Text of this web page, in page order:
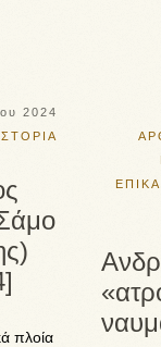
2024
πλοία